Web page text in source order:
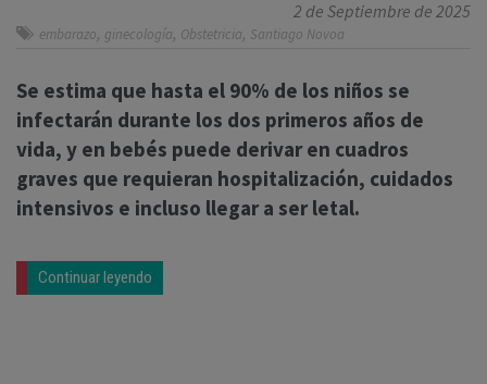
2 de Septiembre de 2025
embarazo, ginecología, Obstetricia, Santiago Novoa
Se estima que hasta el 90% de los niños se
infectarán durante los dos primeros años de
vida, y en bebés puede derivar en cuadros
graves que requieran hospitalización, cuidados
intensivos e incluso llegar a ser letal.
Continuar leyendo